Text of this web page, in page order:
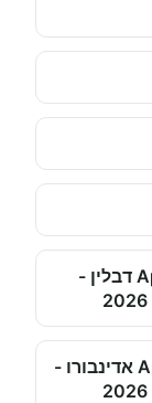
השכרת קרוואנים - Apollo IRE דבלין -
השכרת קרוואנים - Apollo UK אדינבורו -